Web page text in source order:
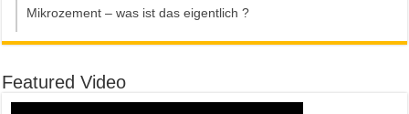
Mikrozement – was ist das eigentlich ?
Featured Video